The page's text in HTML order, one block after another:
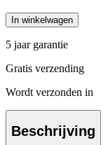
In winkelwagen
5 jaar garantie
Gratis verzending
Wordt verzonden in
Beschrijving